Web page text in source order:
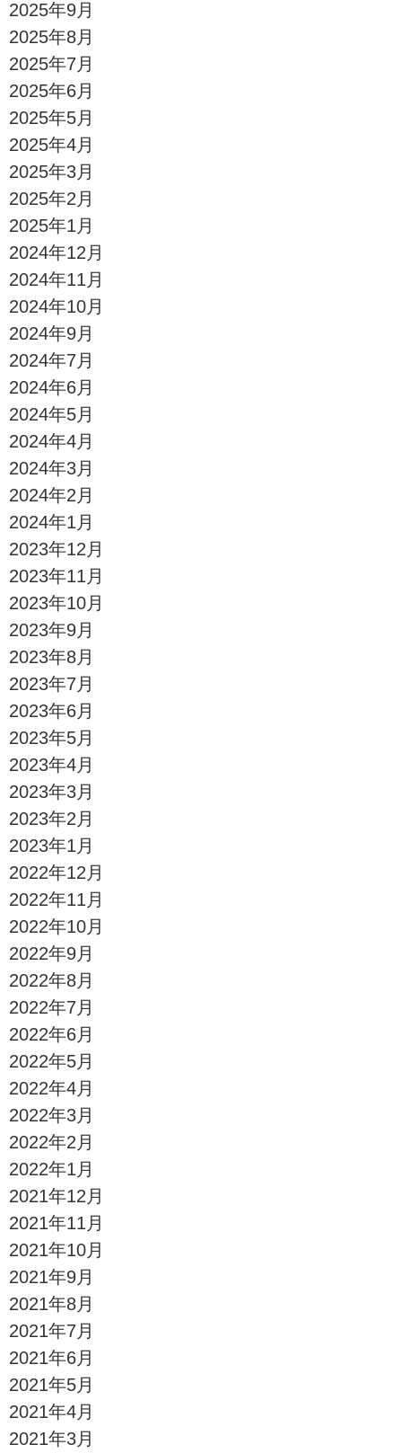
2025年9月
2025年8月
2025年7月
2025年6月
2025年5月
2025年4月
2025年3月
2025年2月
2025年1月
2024年12月
2024年11月
2024年10月
2024年9月
2024年7月
2024年6月
2024年5月
2024年4月
2024年3月
2024年2月
2024年1月
2023年12月
2023年11月
2023年10月
2023年9月
2023年8月
2023年7月
2023年6月
2023年5月
2023年4月
2023年3月
2023年2月
2023年1月
2022年12月
2022年11月
2022年10月
2022年9月
2022年8月
2022年7月
2022年6月
2022年5月
2022年4月
2022年3月
2022年2月
2022年1月
2021年12月
2021年11月
2021年10月
2021年9月
2021年8月
2021年7月
2021年6月
2021年5月
2021年4月
2021年3月